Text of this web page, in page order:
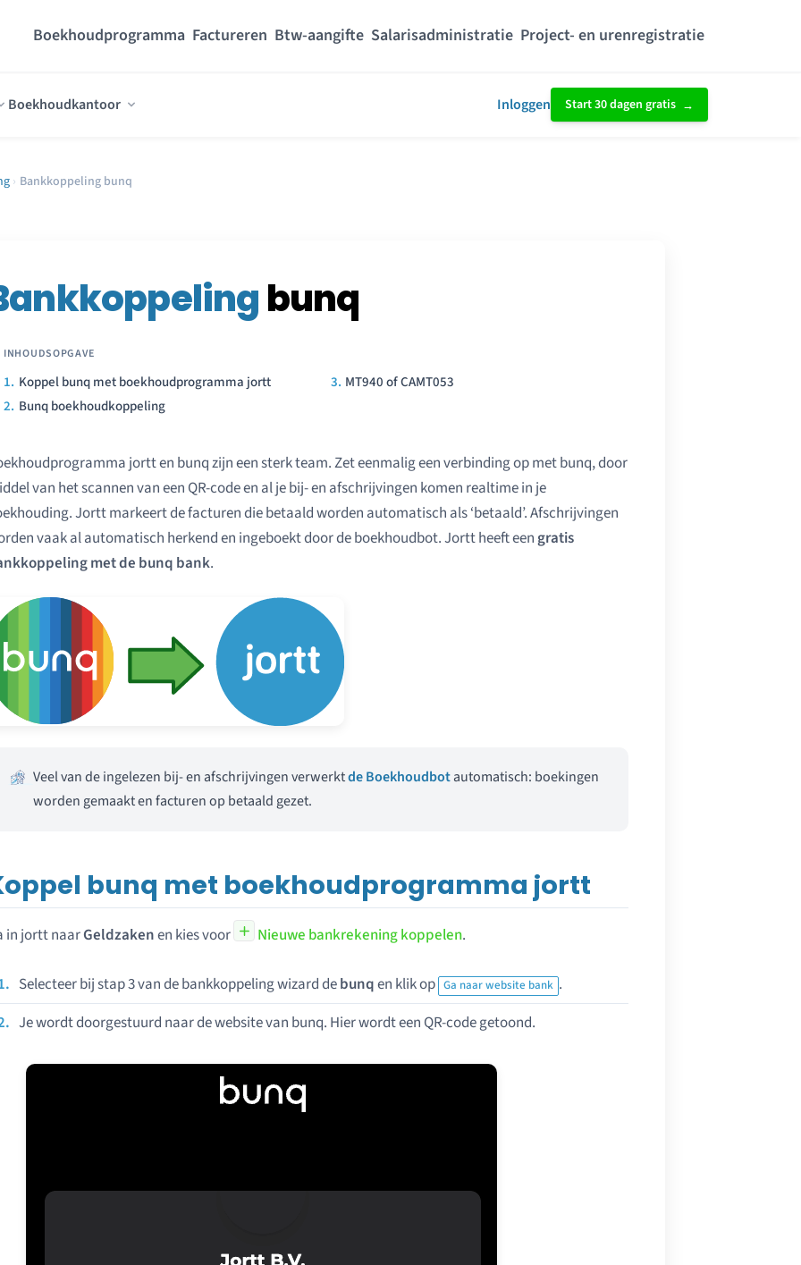
Boekhoudprogramma Factureren Btw-aangifte Salarisadministratie Project- en urenregistratie
Boekhoudkantoor Inloggen Start 30 dagen gratis
› Bankkoppeling bunq
bunq
Koppel bunq met boekhoudprogramma jortt
Bunq boekhoudkoppeling
MT940 of CAMT053
jortt en bunq zijn een sterk team. Zet eenmalig een verbinding op met bunq, door
van het scannen van een QR-code en al je bij- en afschrijvingen komen realtime in je
Jortt markeert de facturen die betaald worden automatisch als ‘betaald’. Afschrijvingen
vaak al automatisch herkend en ingeboekt door de boekhoudbot. Jortt heeft eengratis
met de bunq bank.
Veel van de ingelezen bij- en afschrijvingen verwerktde Boekhoudbotautomatisch: boekingen
worden gemaakt en facturen op betaald gezet.
bunq met boekhoudprogramma jortt
in jortt naarGeldzakenen kies voor Nieuwe bankrekening koppelen.
Selecteer bij stap 3 van de bankkoppeling wizard debunqen klik op Ga naar website bank .
Je wordt doorgestuurd naar de website van bunq. Hier wordt een QR-code getoond.